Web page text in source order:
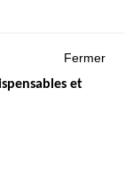
Fermer
et